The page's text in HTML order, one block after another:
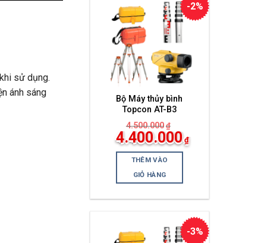
-2%
Bộ Máy thủy bình
Topcon AT-B3
4.500.000 ₫
Giá
gốc
là:
4.500.000₫.
4.400.000 ₫
Giá
hiện
tại
là:
4.400.000₫.
THÊM VÀO
GIỎ HÀNG
-3%
sử dụng.
ánh sáng